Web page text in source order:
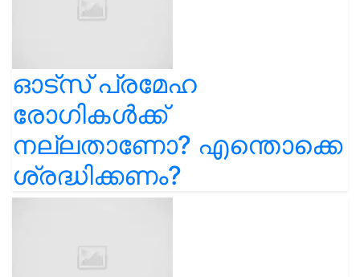
ഓട്സ് പ്രമേഹ
രോഗികൾക്ക്
നല്ലതാണോ? എന്തൊക്കെ
ശ്രദ്ധിക്കണം?